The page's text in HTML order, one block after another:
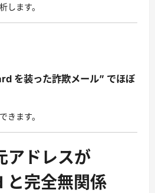
します。
を装った詐欺メール” でほぼ
きます。
ドレスが
完全無関係